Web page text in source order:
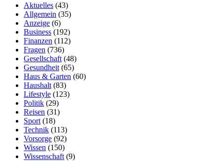
Aktuelles (43)
Allgemein (35)
Anzeige (6)
Business (192)
Finanzen (112)
Fragen (736)
Gesellschaft (48)
Gesundheit (65)
Haus & Garten (60)
Haushalt (83)
Lifestyle (123)
Politik (29)
Reisen (31)
Sport (18)
Technik (113)
Vorsorge (92)
Wissen (150)
Wissenschaft (9)